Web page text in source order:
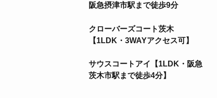
阪急摂津市駅まで徒歩9分
クローバーズコート茨木
【1LDK・3WAYアクセス可】
サウスコートアイ【1LDK・阪急
茨木市駅まで徒歩4分】